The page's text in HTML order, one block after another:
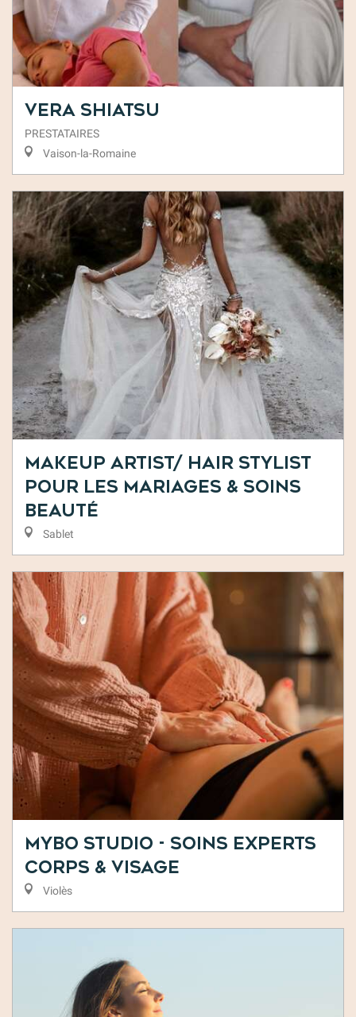
Vera Shiatsu
PRESTATAIRES
Vaison-la-Romaine
Makeup Artist/ Hair Stylist
pour les mariages & Soins
beauté
Sablet
MYBO STUDIO - Soins experts
corps & visage
Violès